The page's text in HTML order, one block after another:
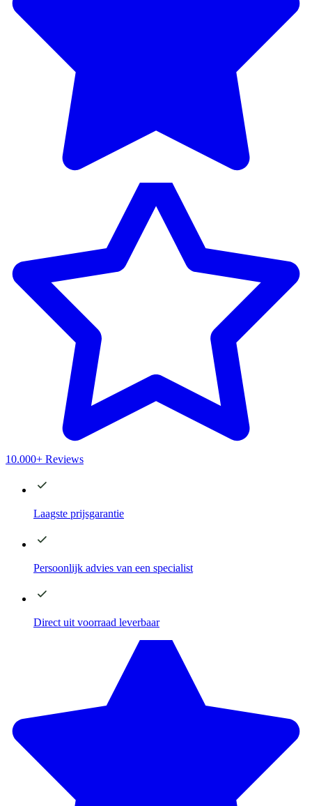
10.000+ Reviews
Laagste prijsgarantie
Persoonlijk advies van een specialist
Direct uit voorraad leverbaar